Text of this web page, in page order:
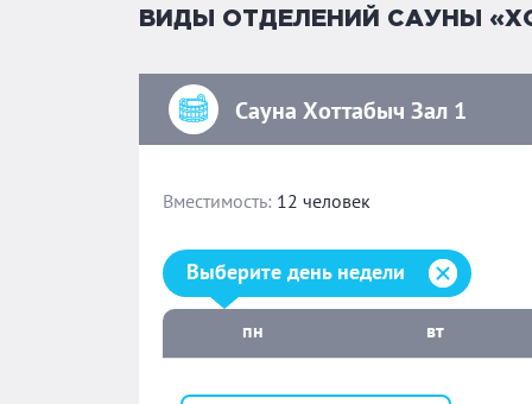
ВИДЫ ОТДЕЛЕНИЙ САУНЫ
Сауна Хоттабыч Зал 1
Вместимость: 12 человек
Выберите день недели:
Выберите день недели
пн вт